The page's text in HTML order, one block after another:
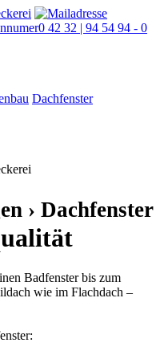
0 42 32 | 94 54 94 - 0
Dachfenster
› Dachfenster
Badfenster bis zum
wie im Flachdach –